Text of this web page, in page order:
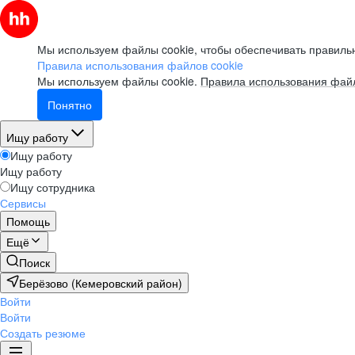
Мы используем файлы cookie, чтобы обеспечивать
Правила использования файлов cookie
Мы используем файлы cookie. Правила использования
Понятно
Ищу работу
Ищу работу
Ищу работу
Ищу сотрудника
Сервисы
Помощь
Ещё
Поиск
Берёзово (Кемеровский район)
Войти
Войти
Создать резюме